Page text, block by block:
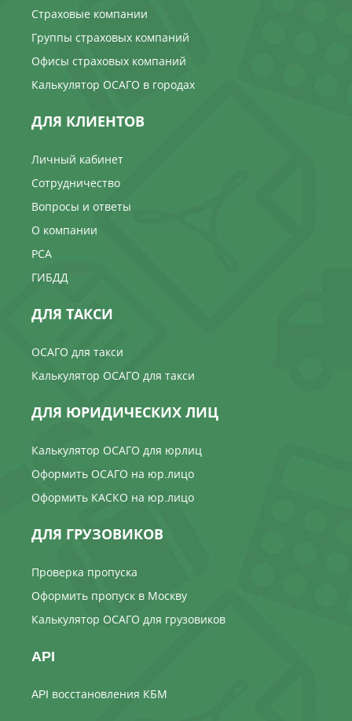
Страховые компании
Группы страховых компаний
Офисы страховых компаний
Калькулятор ОСАГО в городах
ДЛЯ КЛИЕНТОВ
Личный кабинет
Сотрудничество
Вопросы и ответы
О компании
РСА
ГИБДД
ДЛЯ ТАКСИ
ОСАГО для такси
Калькулятор ОСАГО для такси
ДЛЯ ЮРИДИЧЕСКИХ ЛИЦ
Калькулятор ОСАГО для юрлиц
Оформить ОСАГО на юр.лицо
Оформить КАСКО на юр.лицо
ДЛЯ ГРУЗОВИКОВ
Проверка пропуска
Оформить пропуск в Москву
Калькулятор ОСАГО для грузовиков
API
API восстановления КБМ